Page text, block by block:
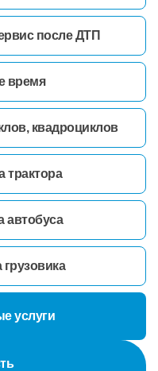
после ДТП
время
квадроциклов
трактора
автобуса
услуги